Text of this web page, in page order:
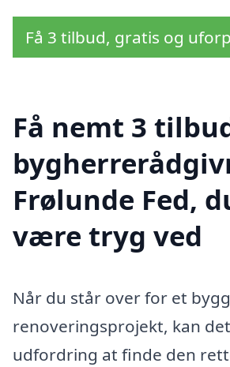
Få 3 tilbud, gratis og
Få nemt 3
Frølunde Fed,
være tryg ved
Når du står over for et
renoveringsprojekt, kan
udfordring at finde den